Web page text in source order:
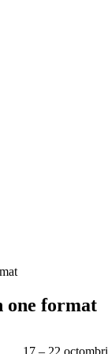
one format
17 – 22